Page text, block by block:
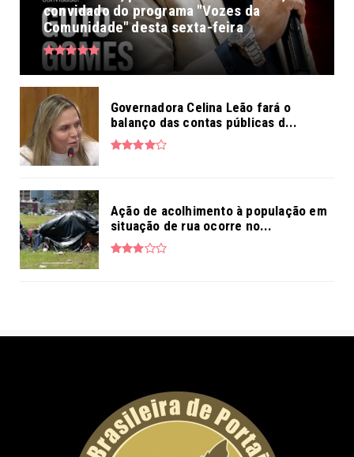
convidado do programa "Vozes da
Comunidade" desta sexta-feira
Governadora Celina Leão fará o
balanço das contas públicas d...
Ação de acolhimento à população em
situação de rua ocorre no...